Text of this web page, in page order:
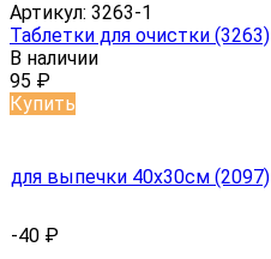
Артикул: 3263-1
Таблетки для очистки (3263)
В наличии
95 ₽
Купить
-40 ₽